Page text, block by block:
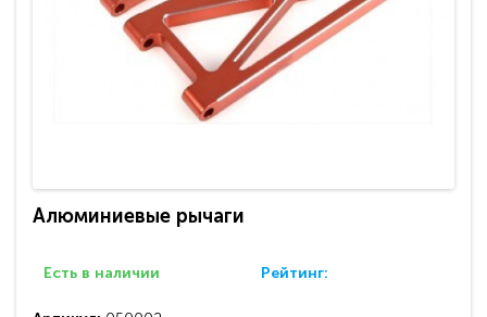
Алюминиевые рычаги
Есть в наличии Рейтинг: